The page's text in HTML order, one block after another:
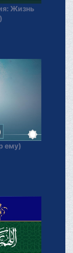
Жизнь
ему)